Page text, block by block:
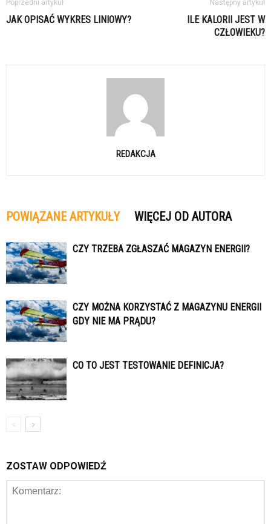
Poprzedni artykuł
JAK OPISAĆ WYKRES LINIOWY?
Następny artykuł
ILE KALORII JEST W
CZŁOWIEKU?
REDAKCJA
POWIĄZANE ARTYKUŁY WIĘCEJ OD AUTORA
CZY TRZEBA ZGŁASZAĆ MAGAZYN ENERGII?
CZY MOŻNA KORZYSTAĆ Z MAGAZYNU ENERGII
GDY NIE MA PRĄDU?
CO TO JEST TESTOWANIE DEFINICJA?
ZOSTAW ODPOWIEDŹ